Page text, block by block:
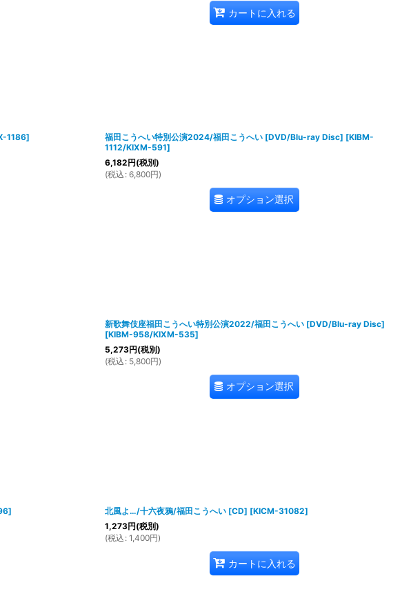
カートに入れる
1186]
福田こうへい特別公演2024/福田こうへい [DVD/Blu-ray Disc] [KIBM-
1112/KIXM-591]
6,182円(税別)
(税込 : 6,800円)
オプション選択
新歌舞伎座福田こうへい特別公演2022/福田こうへい [DVD/Blu-ray Disc]
[KIBM-958/KIXM-535]
5,273円(税別)
(税込 : 5,800円)
オプション選択
]
北風よ…/十六夜鴉/福田こうへい [CD] [KICM-31082]
1,273円(税別)
(税込 : 1,400円)
カートに入れる